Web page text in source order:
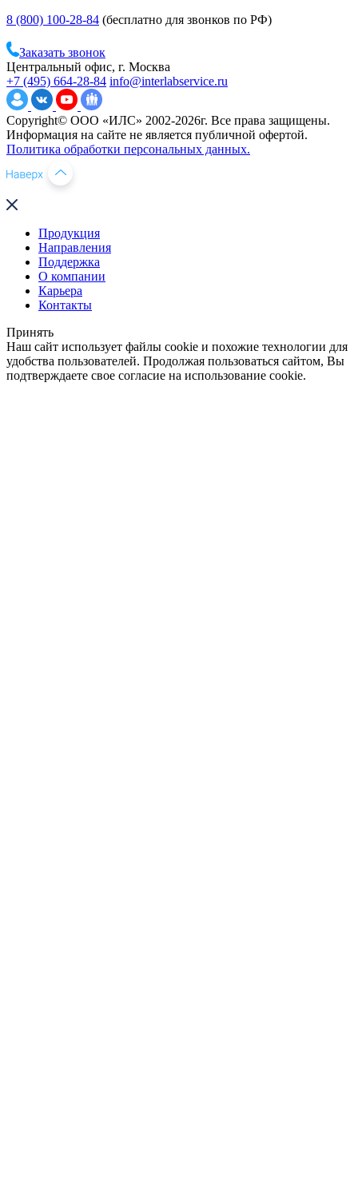
8 (800) 100-28-84 (бесплатно для звонков по РФ)
Заказать звонок
Центральный офис, г. Москва
+7 (495) 664-28-84 info@interlabservice.ru
Copyright© ООО «ИЛС» 2002-2026г. Все права защищены.
Информация на сайте не является публичной офертой.
Политика обработки персональных данных.
Продукция
Направления
Поддержка
О компании
Карьера
Контакты
Принять
Наш сайт использует файлы cookie и похожие технологии для
удобства пользователей. Продолжая пользоваться сайтом, Вы
подтверждаете свое согласие на использование cookie.